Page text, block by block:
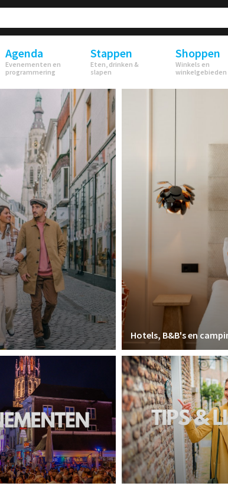
Agenda
Evenementen en
programmering
Stappen
Eten, drinken &
slapen
Shoppen
Winkels en
winkelgebieden
Hotels, B&B's en